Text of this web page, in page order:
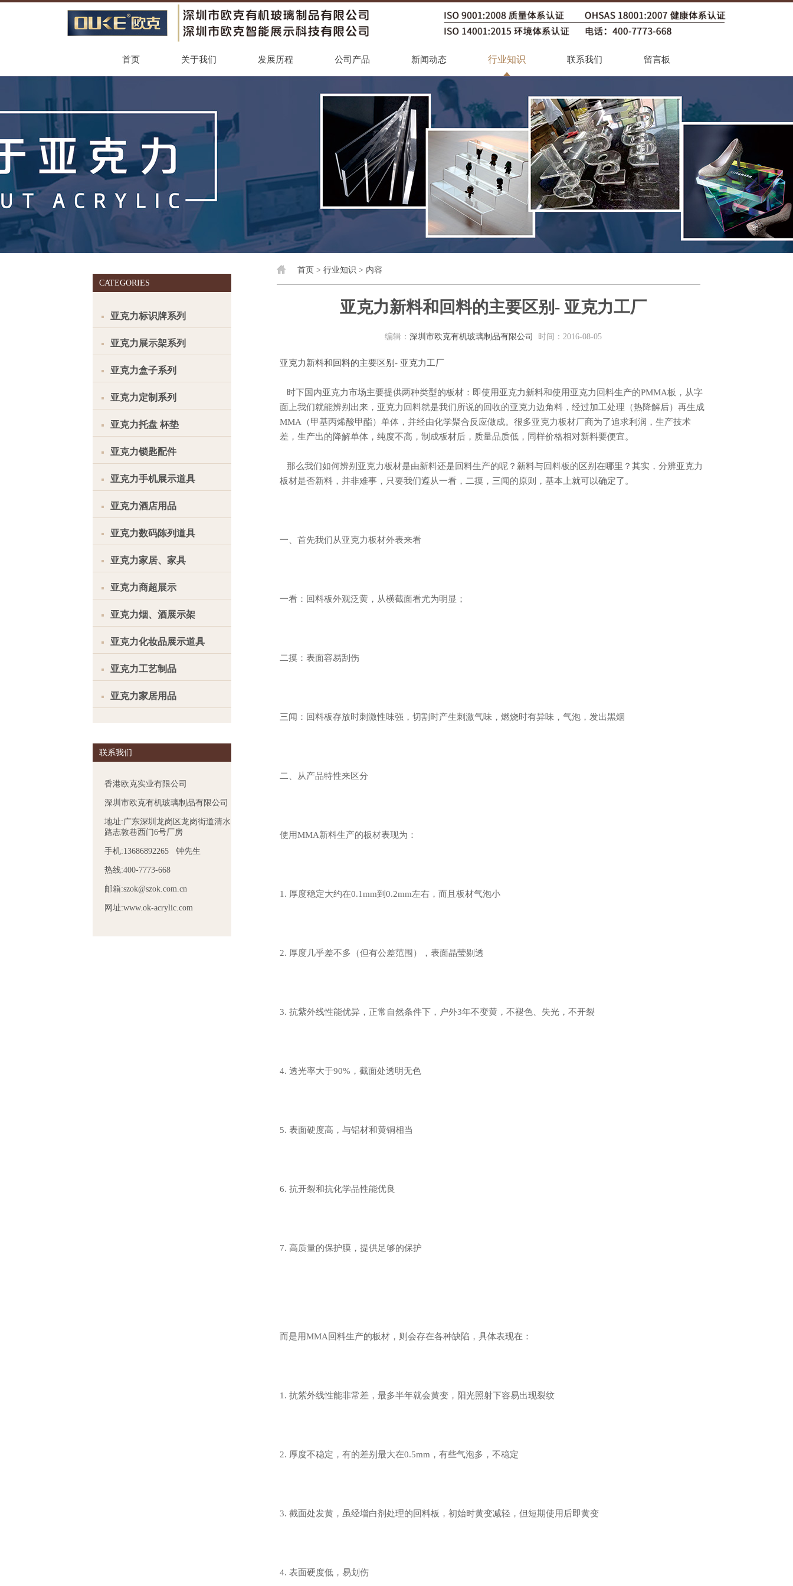
首页 关于我们 发展历程 公司产品 新闻动态 行业知识 联系我们 留言板
CATEGORIES
亚克力标识牌系列
亚克力展示架系列
亚克力盒子系列
亚克力定制系列
亚克力托盘 杯垫
亚克力锁匙配件
亚克力手机展示道具
亚克力酒店用品
亚克力数码陈列道具
亚克力家居、家具
亚克力商超展示
亚克力烟、酒展示架
亚克力化妆品展示道具
亚克力工艺制品
亚克力家居用品
联系我们
香港欧克实业有限公司
深圳市欧克有机玻璃制品有限公司
地址:广东深圳龙岗区龙岗街道清水
路志敦巷西门6号厂房
手机:13686892265 钟先生
热线:400-7773-668
邮箱:szok@szok.com.cn
网址:www.ok-acrylic.com
首页 > 行业知识 > 内容
亚克力新料和回料的主要区别- 亚克力工厂
编辑： 深圳市欧克有机玻璃制品有限公司 时间：2016-08-05
亚克力新料和回料的主要区别- 亚克力工厂
时下国内亚克力市场主要提供两种类型的板材：即使用亚克力新料和使用亚克力回料生产的PMMA板，从字
面上我们就能辨别出来，亚克力回料就是我们所说的回收的亚克力边角料，经过加工处理（热降解后）再生成
MMA（甲基丙烯酸甲酯）单体，并经由化学聚合反应做成。很多亚克力板材厂商为了追求利润，生产技术
差，生产出的降解单体，纯度不高，制成板材后，质量品质低，同样价格相对新料要便宜。
那么我们如何辨别亚克力板材是由新料还是回料生产的呢？新料与回料板的区别在哪里？其实，分辨亚克力
板材是否新料，并非难事，只要我们遵从一看，二摸，三闻的原则，基本上就可以确定了。
一、首先我们从亚克力板材外表来看
一看：回料板外观泛黄，从横截面看尤为明显；
二摸：表面容易刮伤
三闻：回料板存放时刺激性味强，切割时产生刺激气味，燃烧时有异味，气泡，发出黑烟
二、从产品特性来区分
使用MMA新料生产的板材表现为：
1. 厚度稳定大约在0.1mm到0.2mm左右，而且板材气泡小
2. 厚度几乎差不多（但有公差范围），表面晶莹剔透
3. 抗紫外线性能优异，正常自然条件下，户外3年不变黄，不褪色、失光，不开裂
4. 透光率大于90%，截面处透明无色
5. 表面硬度高，与铝材和黄铜相当
6. 抗开裂和抗化学品性能优良
7. 高质量的保护膜，提供足够的保护
而是用MMA回料生产的板材，则会存在各种缺陷，具体表现在：
1. 抗紫外线性能非常差，最多半年就会黄变，阳光照射下容易出现裂纹
2. 厚度不稳定，有的差别最大在0.5mm，有些气泡多，不稳定
3. 截面处发黄，虽经增白剂处理的回料板，初始时黄变减轻，但短期使用后即黄变
4. 表面硬度低，易划伤